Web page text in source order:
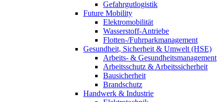
Gefahrgutlogistik
Future Mobility
Elektromobilität
Wasserstoff-Antriebe
Flotten-/Fuhrparkmanagement
Gesundheit, Sicherheit & Umwelt (HSE)
Arbeits- & Gesundheitsmanagement
Arbeitsschutz & Arbeitssicherheit
Bausicherheit
Brandschutz
Handwerk & Industrie